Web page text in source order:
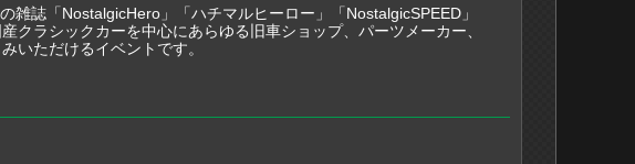
誌「NostalgicHero」「ハチマルヒーロー」「NostalgicSPEED」
ラシックカーを中心にあらゆる旧車ショップ、パーツメーカー、
いただけるイベントです。